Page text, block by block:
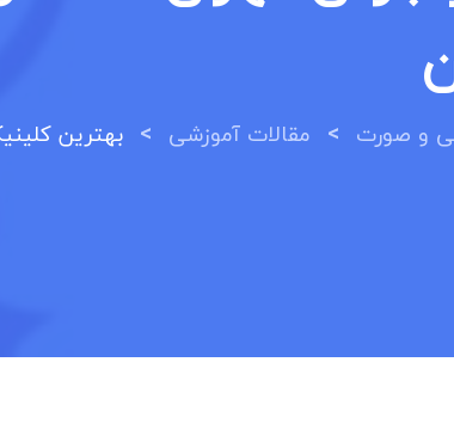
و صورت > مقالات آموزشی > بهترین